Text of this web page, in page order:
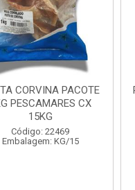
ESPALMADA
PACOTE1KG
CX 15KG
Código: 22472
Embalagem: KG/15